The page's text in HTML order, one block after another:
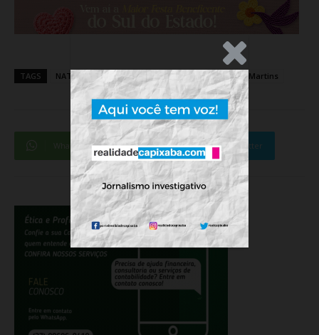
TAGS NATAL Papai Noel Prefeitura de Domingos Martins
WhatsApp Facebook Twitter